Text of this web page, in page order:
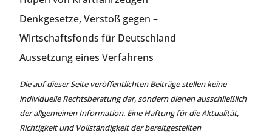
Denkgesetze, Verstoß gegen –
Wirtschaftsfonds für Deutschland
Aussetzung eines Verfahrens
Die auf dieser Seite veröffentlichten Beiträge stellen keine
individuelle Rechtsberatung dar, sondern dienen ausschließlich
der allgemeinen Information. Eine Haftung für die Aktualität,
Richtigkeit und Vollständigkeit der bereitgestellten